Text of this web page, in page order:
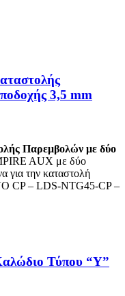
3,5 mm
Παρεμβολών με δύο
AUX με δύο
για την καταστολή
CP – LDS-NTG45-CP –
Τύπου “Y”